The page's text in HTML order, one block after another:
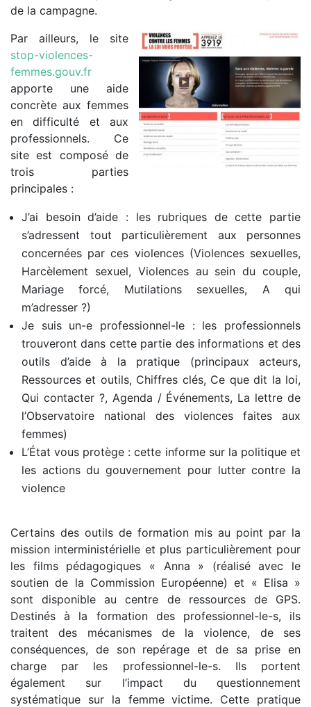
de la campagne.
Par ailleurs, le site
stop-violences-
femmes.gouv.fr
apporte une aide
concrète aux femmes
en difficulté et aux
professionnels. Ce
site est composé de
trois parties
principales :
J’ai besoin d’aide : les rubriques de cette partie
s’adressent tout particulièrement aux personnes
concernées par ces violences (Violences sexuelles,
Harcèlement sexuel, Violences au sein du couple,
Mariage forcé, Mutilations sexuelles, A qui
m’adresser ?)
Je suis un-e professionnel-le : les professionnels
trouveront dans cette partie des informations et des
outils d’aide à la pratique (principaux acteurs,
Ressources et outils, Chiffres clés, Ce que dit la loi,
Qui contacter ?, Agenda / Événements, La lettre de
l’Observatoire national des violences faites aux
femmes)
L’État vous protège : cette informe sur la politique et
les actions du gouvernement pour lutter contre la
violence
Certains des outils de formation mis au point par la
mission interministérielle et plus particulièrement pour
les films pédagogiques « Anna » (réalisé avec le
soutien de la Commission Européenne) et « Elisa »
sont disponible au centre de ressources de GPS.
Destinés à la formation des professionnel-le-s, ils
traitent des mécanismes de la violence, de ses
conséquences, de son repérage et de sa prise en
charge par les professionnel-le-s. Ils portent
également sur l’impact du questionnement
systématique sur la femme victime. Cette pratique